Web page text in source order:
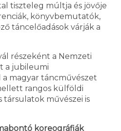
tiszteleg múltja és jövője
könyvbemutatók,
táncelőadások várják a
részeként a Nemzeti
a jubileumi
a magyar táncművészet
rangos külföldi
művészei is
koreográfiák